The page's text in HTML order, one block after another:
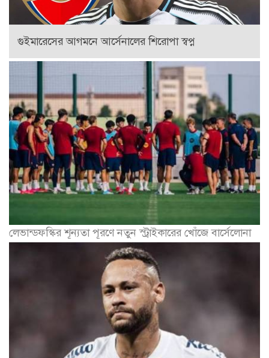
গুইমারেসের আগমনে আর্সেনালের শিরোপা স্বপ্ন
লেভান্ডফস্কির শূন্যতা পূরণে নতুন স্ট্রাইকারের খোঁজে বার্সেলোনা